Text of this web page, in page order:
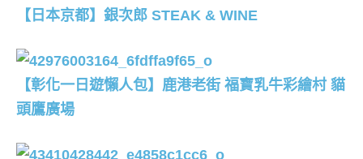
【日本京都】銀次郎 STEAK & WINE
【彰化一日遊懶人包】鹿港老街 福寶乳牛彩繪村 貓
頭鷹廣場